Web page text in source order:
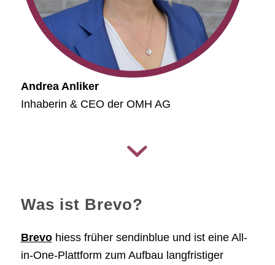
Andrea Anliker
Inhaberin & CEO der OMH AG
Was ist Brevo?
Brevohiess früher sendinblue und ist eine All-
in-One-Plattform zum Aufbau langfristiger